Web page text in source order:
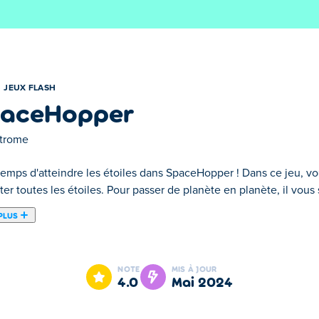
JEUX FLASH
d'atteindre les étoiles dans SpaceHopper ! Dans ce jeu,
toutes les étoiles. Pour passer de planète en planète, il vous
! Dans ce jeu, vous incarnez un astronaute qui doit
en HTML 5 pour que vous puissiez y jouer quand vous le
NOTE
4.0
MIS À JOUR
mai 2024